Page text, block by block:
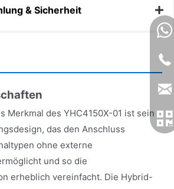
& Sicherheit
Merkmal des YHC4150X-01 ist sein
das den Anschluss
ohne externe
und so die
erheblich vereinfacht. Die Hybrid-